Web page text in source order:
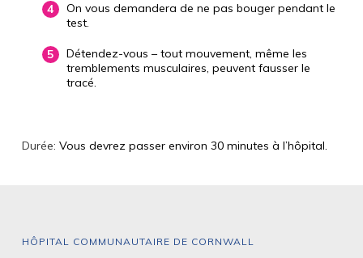
On vous demandera de ne pas bouger pendant le
test.
Détendez-vous – tout mouvement, même les
tremblements musculaires, peuvent fausser le
tracé.
Durée: Vous devrez passer environ 30 minutes à l’hôpital.
HÔPITAL COMMUNAUTAIRE DE CORNWALL